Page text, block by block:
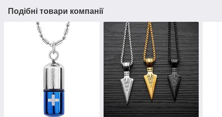
Подібні товари компанії